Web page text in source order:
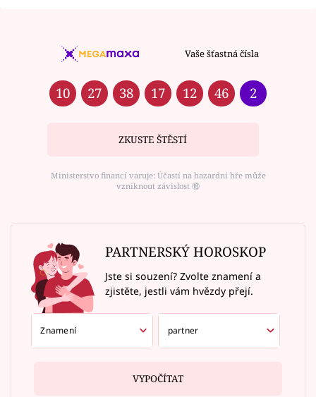
Vaše šťastná čísla
10 27 38 17 12 46 2
ZKUSTE ŠTĚSTÍ
Ministerstvo financí varuje: Účastí na hazardní hře může
vzniknout závislost ⑱
PARTNERSKÝ HOROSKOP
Jste si souzení? Zvolte znamení a
zjistěte, jestli vám hvězdy přejí.
VYPOČÍTAT